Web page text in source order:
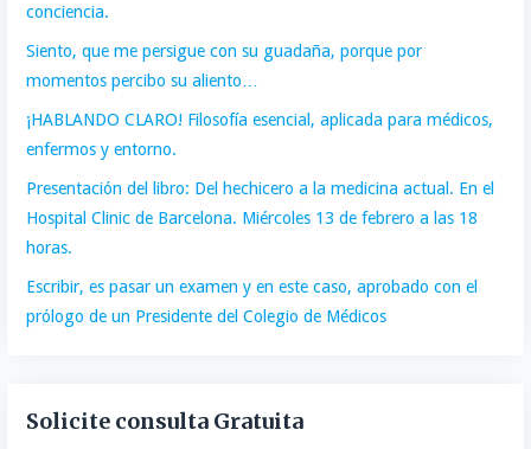
conciencia.
Siento, que me persigue con su guadaña, porque por
momentos percibo su aliento…
¡HABLANDO CLARO! Filosofía esencial, aplicada para médicos,
enfermos y entorno.
Presentación del libro: Del hechicero a la medicina actual. En el
Hospital Clinic de Barcelona. Miércoles 13 de febrero a las 18
horas.
Escribir, es pasar un examen y en este caso, aprobado con el
prólogo de un Presidente del Colegio de Médicos
Solicite consulta Gratuita